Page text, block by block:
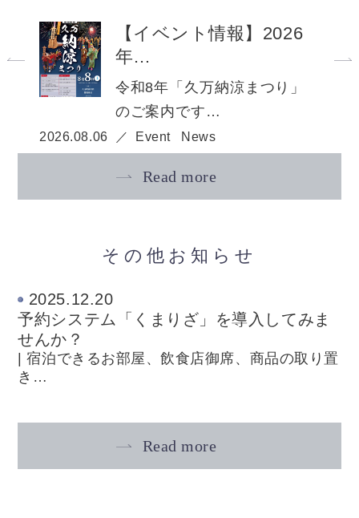
【イベント情報】2026
年…
令和8年「久万納涼まつり」
のご案内です…
2026.08.06 Event News
Read more
その他お知らせ
2025.12.20
予約システム「くまりざ」を導入してみま
せんか？
| 宿泊できるお部屋、飲食店御席、商品の取り置
き…
Read more